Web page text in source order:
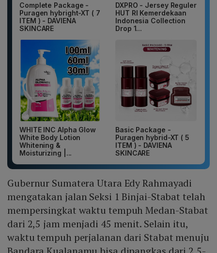
Complete Package -
Puragen hybright-XT ( 7
ITEM ) - DAVIENA
SKINCARE
DXPRO - Jersey Reguler
HUT RI Kemerdekaan
Indonesia Collection
Drop 1...
WHITE INC Alpha Glow
White Body Lotion
Whitening &
Moisturizing |...
Basic Package -
Puragen hybrid-XT ( 5
ITEM ) - DAVIENA
SKINCARE
Gubernur Sumatera Utara Edy Rahmayadi
mengatakan jalan Seksi 1 Binjai-Stabat telah
mempersingkat waktu tempuh Medan-Stabat
dari 2,5 jam menjadi 45 menit. Selain itu,
waktu tempuh perjalanan dari Stabat menuju